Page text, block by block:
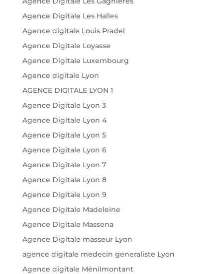
Agence Digitale Les Halles
Agence digitale Louis Pradel
Agence Digitale Loyasse
Agence Digitale Luxembourg
Agence digitale Lyon
AGENCE DIGITALE LYON 1
Agence Digitale Lyon 3
Agence Digitale Lyon 4
Agence Digitale Lyon 5
Agence Digitale Lyon 6
Agence Digitale Lyon 7
Agence Digitale Lyon 8
Agence Digitale Lyon 9
Agence Digitale Madeleine
Agence Digitale Massena
Agence Digitale masseur Lyon
agence digitale medecin generaliste Lyon
Agence digitale Ménilmontant